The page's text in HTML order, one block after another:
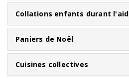
Collations enfants durant
Paniers de Noël
Cuisines collectives